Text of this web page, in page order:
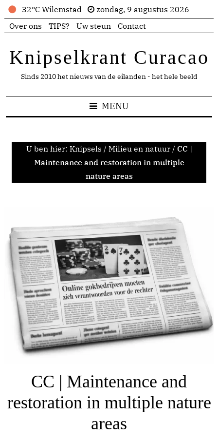
32°C Wilemstad
zondag, 9 augustus 2026
Over ons
TIPS? Uw steun Contact
Knipselkrant Curacao
Sinds 2010 het nieuws van de eilanden - het hele beeld
MENU
U ben hier: Knipsels / Milieu en natuur / CC |
Maintenance and restoration in multiple
nature areas
CC | Maintenance and
restoration in multiple nature
areas